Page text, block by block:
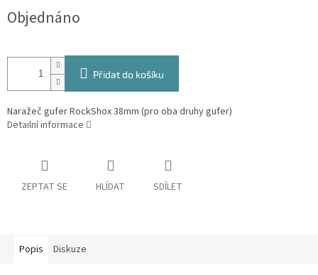
cena:
Objednáno
Přidat do košíku
Naražeč gufer RockShox 38mm (pro oba druhy gufer)
Detailní informace
ZEPTAT SE HLÍDAT SDÍLET
Popis Diskuze